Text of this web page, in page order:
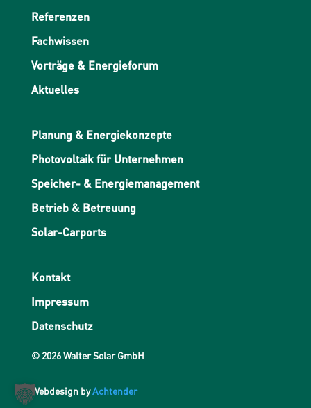
Referenzen
Fachwissen
Vorträge & Energieforum
Aktuelles
Planung & Energiekonzepte
Photovoltaik für Unternehmen
Speicher- & Energiemanagement
Betrieb & Betreuung
Solar-Carports
Kontakt
Impressum
Datenschutz
© 2026 Walter Solar GmbH
Webdesign byAchtender